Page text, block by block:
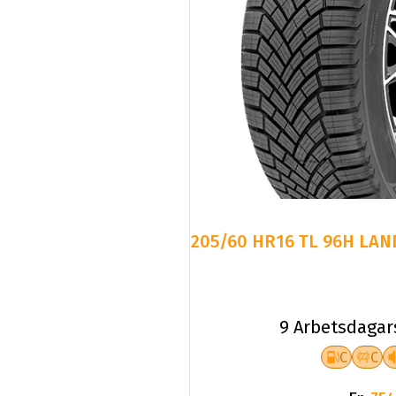
205/60 HR16 TL 96H
9
C C